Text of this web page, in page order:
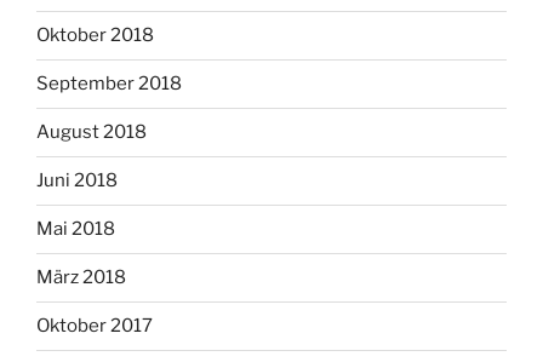
Oktober 2018
September 2018
August 2018
Juni 2018
Mai 2018
März 2018
Oktober 2017